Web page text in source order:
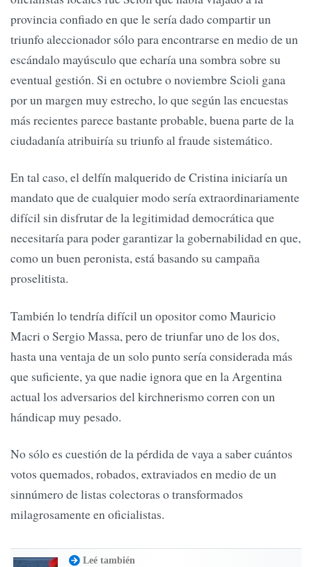
provincia confiado en que le sería dado compartir un
triunfo aleccionador sólo para encontrarse en medio de un
escándalo mayúsculo que echaría una sombra sobre su
eventual gestión. Si en octubre o noviembre Scioli gana
por un margen muy estrecho, lo que según las encuestas
más recientes parece bastante probable, buena parte de la
ciudadanía atribuiría su triunfo al fraude sistemático.
En tal caso, el delfín malquerido de Cristina iniciaría un
mandato que de cualquier modo sería extraordinariamente
difícil sin disfrutar de la legitimidad democrática que
necesitaría para poder garantizar la gobernabilidad en que,
como un buen peronista, está basando su campaña
proselitista.
También lo tendría difícil un opositor como Mauricio
Macri o Sergio Massa, pero de triunfar uno de los dos,
hasta una ventaja de un solo punto sería considerada más
que suficiente, ya que nadie ignora que en la Argentina
actual los adversarios del kirchnerismo corren con un
hándicap muy pesado.
No sólo es cuestión de la pérdida de vaya a saber cuántos
votos quemados, robados, extraviados en medio de un
sinnúmero de listas colectoras o transformados
milagrosamente en oficialistas.
Leé también